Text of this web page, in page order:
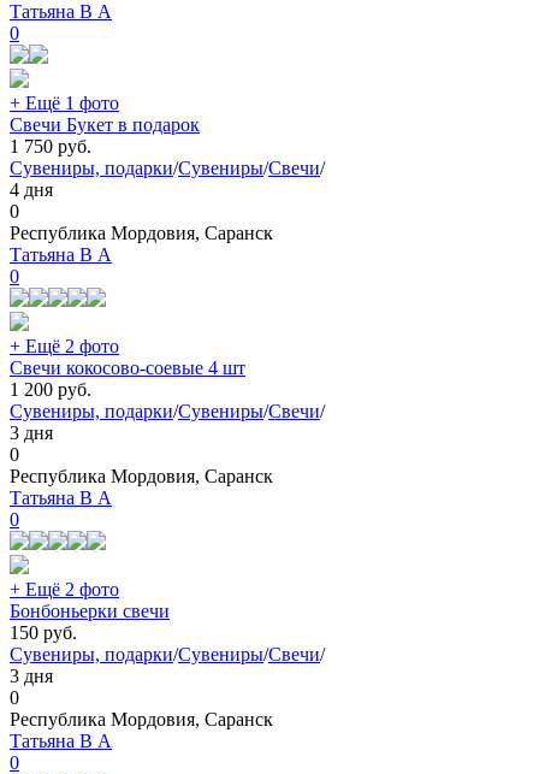
Татьяна В А
0
+ Ещё 1 фото
Свечи Букет в подарок
1 750 руб.
Сувениры, подарки/Сувениры/Свечи/
4 дня
0
Республика Мордовия, Саранск
Татьяна В А
0
+ Ещё 2 фото
Свечи кокосово-соевые 4 шт
1 200 руб.
Сувениры, подарки/Сувениры/Свечи/
3 дня
0
Республика Мордовия, Саранск
Татьяна В А
0
+ Ещё 2 фото
Бонбоньерки свечи
150 руб.
Сувениры, подарки/Сувениры/Свечи/
3 дня
0
Республика Мордовия, Саранск
Татьяна В А
0